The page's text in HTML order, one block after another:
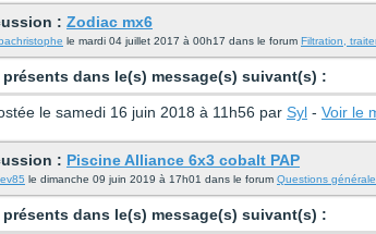
: Zodiac mx6
le mardi 04 juillet 2017 à 00h17 dans le forum Filtration,
dans le(s) message(s) suivant(s) :
le samedi 16 juin 2018 à 11h56 par Syl - Voir le
: Piscine Alliance 6x3 cobalt PAP
le dimanche 09 juin 2019 à 17h01 dans le forum Questions
dans le(s) message(s) suivant(s) :